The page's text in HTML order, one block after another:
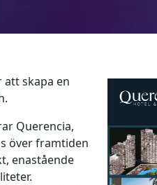
skapa en
Querencia,
över framtiden
enastående